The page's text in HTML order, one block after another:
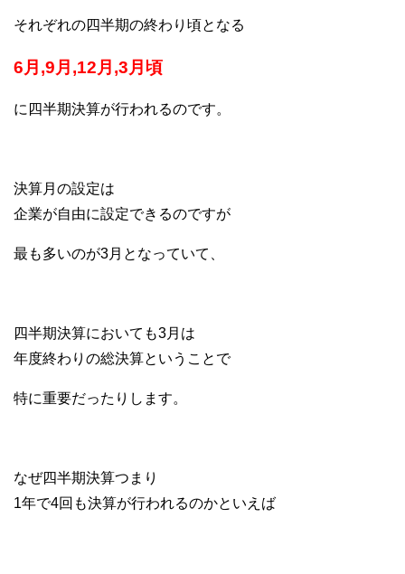
それぞれの四半期の終わり頃となる
6月,9月,12月,3月頃
に四半期決算が行われるのです。
決算月の設定は
企業が自由に設定できるのですが
最も多いのが3月となっていて、
四半期決算においても3月は
年度終わりの総決算ということで
特に重要だったりします。
なぜ四半期決算つまり
1年で4回も決算が行われるのかといえば